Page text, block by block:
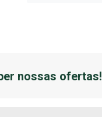
nossas ofertas!